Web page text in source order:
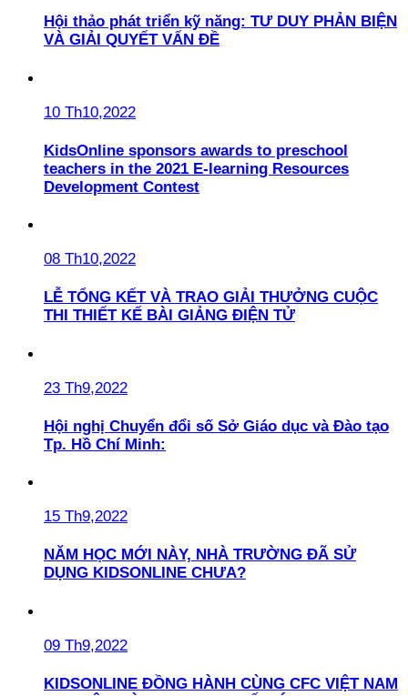
Hội thảo phát triển kỹ năng: TƯ DUY PHẢN BIỆN
VÀ GIẢI QUYẾT VẤN ĐỀ
10 Th10,2022
KidsOnline sponsors awards to preschool
teachers in the 2021 E-learning Resources
Development Contest
08 Th10,2022
LỄ TỔNG KẾT VÀ TRAO GIẢI THƯỞNG CUỘC
THI THIẾT KẾ BÀI GIẢNG ĐIỆN TỬ
23 Th9,2022
Hội nghị Chuyển đổi số Sở Giáo dục và Đào tạo
Tp. Hồ Chí Minh:
15 Th9,2022
NĂM HỌC MỚI NÀY, NHÀ TRƯỜNG ĐÃ SỬ
DỤNG KIDSONLINE CHƯA?
09 Th9,2022
KIDSONLINE ĐỒNG HÀNH CÙNG CFC VIỆT NAM